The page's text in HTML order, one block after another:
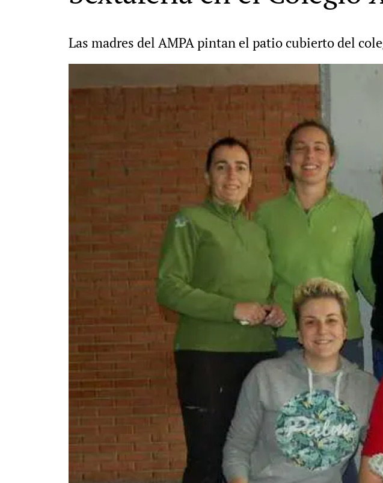
Las madres del AMPA pintan el patio cubierto del